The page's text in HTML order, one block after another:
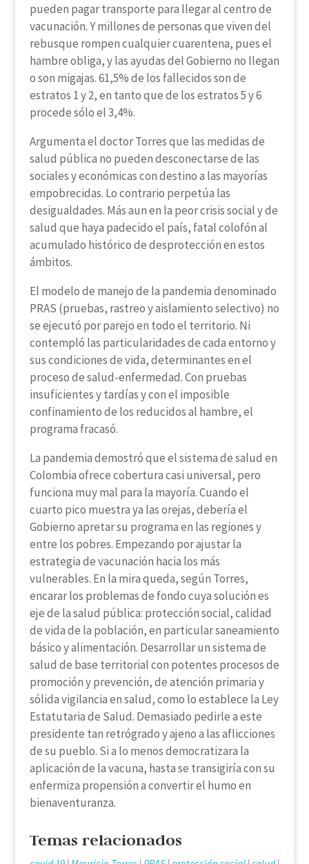
pueden pagar transporte para llegar al centro de
vacunación. Y millones de personas que viven del
rebusque rompen cualquier cuarentena, pues el
hambre obliga, y las ayudas del Gobierno no llegan
o son migajas. 61,5% de los fallecidos son de
estratos 1 y 2, en tanto que de los estratos 5 y 6
procede sólo el 3,4%.
Argumenta el doctor Torres que las medidas de
salud pública no pueden desconectarse de las
sociales y económicas con destino a las mayorías
empobrecidas. Lo contrario perpetúa las
desigualdades. Más aun en la peor crisis social y de
salud que haya padecido el país, fatal colofón al
acumulado histórico de desprotección en estos
ámbitos.
El modelo de manejo de la pandemia denominado
PRAS (pruebas, rastreo y aislamiento selectivo) no
se ejecutó por parejo en todo el territorio. Ni
contempló las particularidades de cada entorno y
sus condiciones de vida, determinantes en el
proceso de salud-enfermedad. Con pruebas
insuficientes y tardías y con el imposible
confinamiento de los reducidos al hambre, el
programa fracasó.
La pandemia demostró que el sistema de salud en
Colombia ofrece cobertura casi universal, pero
funciona muy mal para la mayoría. Cuando el
cuarto pico muestra ya las orejas, debería el
Gobierno apretar su programa en las regiones y
entre los pobres. Empezando por ajustar la
estrategia de vacunación hacia los más
vulnerables. En la mira queda, según Torres,
encarar los problemas de fondo cuya solución es
eje de la salud pública: protección social, calidad
de vida de la población, en particular saneamiento
básico y alimentación. Desarrollar un sistema de
salud de base territorial con potentes procesos de
promoción y prevención, de atención primaria y
sólida vigilancia en salud, como lo establece la Ley
Estatutaria de Salud. Demasiado pedirle a este
presidente tan retrógrado y ajeno a las aflicciones
de su pueblo. Si a lo menos democratizara la
aplicación de la vacuna, hasta se transigiría con su
enfermiza propensión a convertir el humo en
bienaventuranza.
Temas relacionados